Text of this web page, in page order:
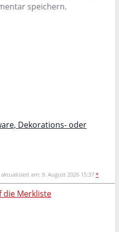
speichern.
Dekorations- oder
am: 9. August 2026 15:37 *
die Merkliste